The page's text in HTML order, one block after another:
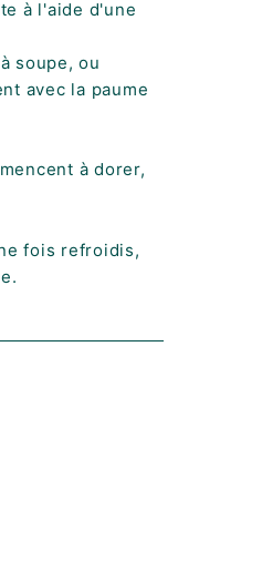
à l'aide d'une
soupe, ou
avec la paume
à dorer,
fois refroidis,